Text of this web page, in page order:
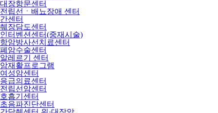
대장항문센터
전립선ㆍ배뇨장애 센터
간센터
췌장담도센터
인터벤션센터(중재시술)
항암방사선치료센터
폐암수술센터
알레르기 센터
암재활프로그램
여성암센터
응급의료센터
전립선암센터
호흡기센터
초음파진단센터